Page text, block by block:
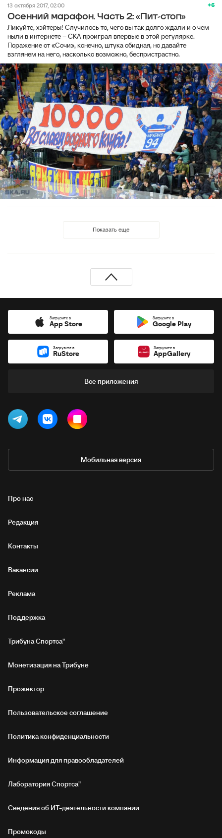
+6
13 октября 2017, 02:00
Осенний марафон. Часть 2: «Пит-стоп»
Ликуйте, хэйтеры! Случилось то, чего вы так долго ждали и о чем
ныли в интернете – СКА проиграл впервые в этой регулярке.
Поражение от «Сочи», конечно, штука обидная, но давайте
взглянем на него, насколько возможно, беспристрастно.
Показать еще
Загрузите в
App Store
Загрузите в
Google Play
Загрузите в
RuStore
Загрузите в
AppGallery
Все приложения
Мобильная версия
Про нас
Редакция
Контакты
Вакансии
Реклама
Поддержка
Трибуна Спортса"
Монетизация на Трибуне
Прожектор
Пользовательское соглашение
Политика конфиденциальности
Информация для правообладателей
Лаборатория Спортса"
Сведения об ИТ‑деятельности компании
Промокоды